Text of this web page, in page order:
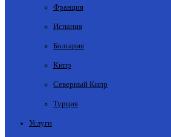
Франция
Испания
Болгария
Кипр
Северный Кипр
Турция
Услуги